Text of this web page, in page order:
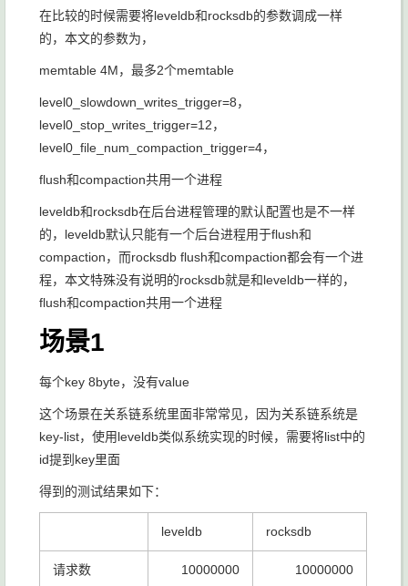
在比较的时候需要将leveldb和rocksdb的参数调成一样
的，本文的参数为，
memtable 4M，最多2个memtable
level0_slowdown_writes_trigger=8，
level0_stop_writes_trigger=12，
level0_file_num_compaction_trigger=4，
flush和compaction共用一个进程
leveldb和rocksdb在后台进程管理的默认配置也是不一样
的，leveldb默认只能有一个后台进程用于flush和
compaction，而rocksdb flush和compaction都会有一个进
程，本文特殊没有说明的rocksdb就是和leveldb一样的，
flush和compaction共用一个进程
场景1
每个key 8byte，没有value
这个场景在关系链系统里面非常常见，因为关系链系统是
key-list，使用leveldb类似系统实现的时候，需要将list中的
id提到key里面
得到的测试结果如下：
leveldb rocksdb
请求数 10000000 10000000